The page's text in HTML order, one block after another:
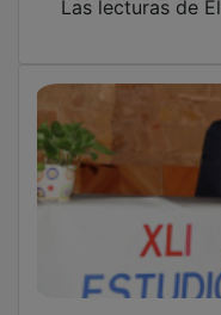
El Papa Pablo V